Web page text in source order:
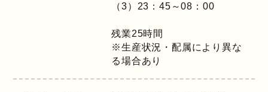
（3）23：45～08：00
残業25時間
※生産状況・配属により異な
る場合あり